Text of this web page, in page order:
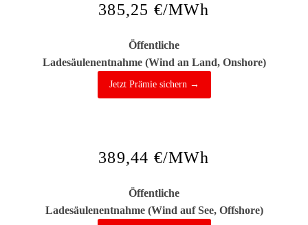
385,25 €/MWh
Öffentliche
Ladesäulenentnahme (Wind an Land, Onshore)
Jetzt Prämie sichern →
389,44 €/MWh
Öffentliche
Ladesäulenentnahme (Wind auf See, Offshore)